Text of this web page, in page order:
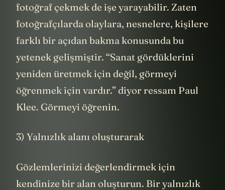
fotoğraf çekmek de işe yarayabilir. Zaten
fotoğrafçılarda olaylara, nesnelere, kişilere
farklı bir açıdan bakma konusunda bu
yetenek gelişmiştir. “Sanat gördüklerini
yeniden üretmek için değil, görmeyi
öğrenmek için vardır.” diyor ressam Paul
Klee. Görmeyi öğrenin.
3) Yalnızlık alanı oluşturarak
Gözlemlerinizi değerlendirmek için
kendinize bir alan oluşturun. Bir yalnızlık